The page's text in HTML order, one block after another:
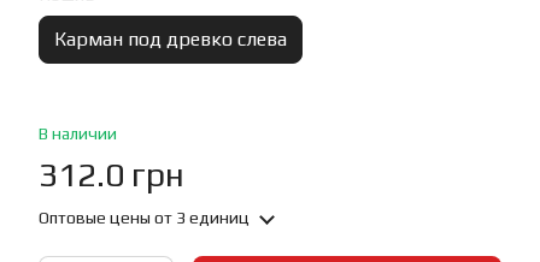
Карман под древко слева
В наличии
312.0 грн
Оптовые цены от 3 единиц